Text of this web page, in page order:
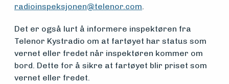
foreningen
Aktuelt
radioinspeksjonen@telenor.com.
Det er også lurt å informere inspektøren fra
Telenor Kystradio om at fartøyet har status som
vernet eller fredet når inspektøren kommer om
bord. Dette for å sikre at fartøyet blir priset som
vernet eller fredet.